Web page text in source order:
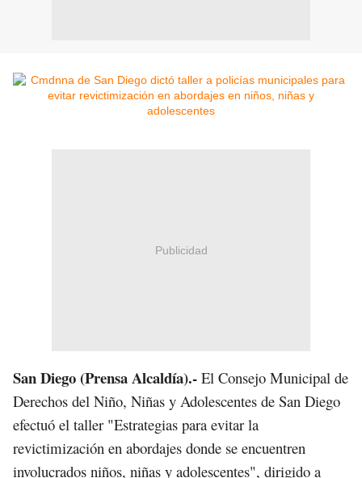
Publicidad
San Diego (Prensa Alcaldía).- El Consejo Municipal de
Derechos del Niño, Niñas y Adolescentes de San Diego
efectuó el taller "Estrategias para evitar la
revictimización en abordajes donde se encuentren
involucrados niños, niñas y adolescentes", dirigido a